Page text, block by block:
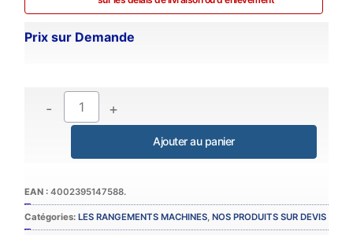
Prix sur Demande
- +
Catégories: LES RANGEMENTS MACHINES, NOS PRODUITS SUR DEVIS